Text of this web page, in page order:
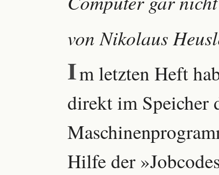
von Nikolaus
Im letzten Heft
direkt im Speicher
Hilfe der